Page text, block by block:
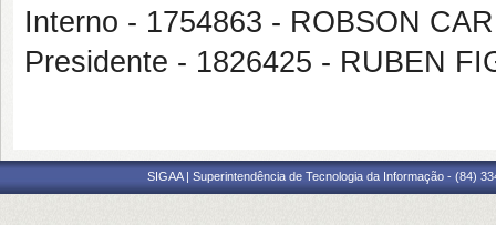
Interno - 1754863 - ROBSON
Presidente - 1826425 - RUBEN
SIGAA | Superintendência de Tecnologia da Informação - (84)